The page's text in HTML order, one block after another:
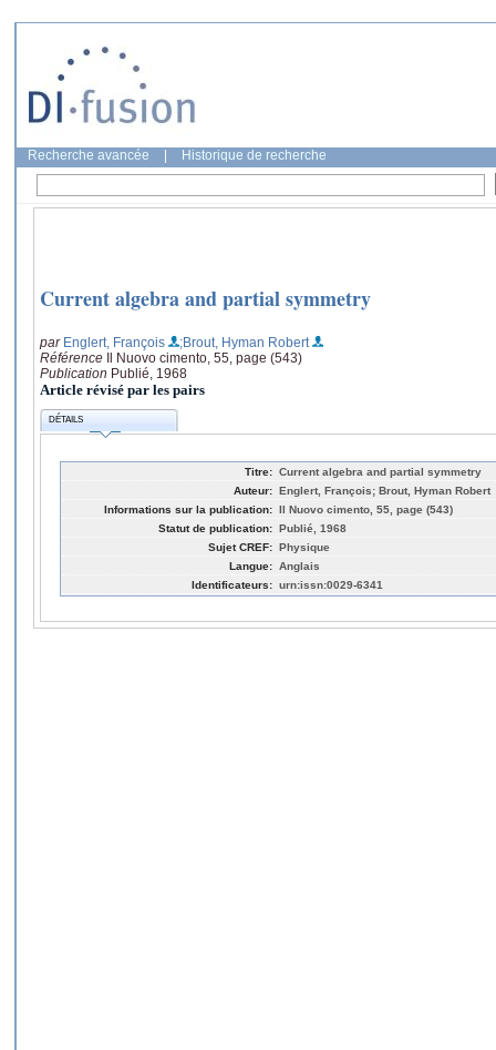
Recherche avancée Historique de recherche
Current algebra and partial symmetry
par Englert, François
;Brout, Hyman Robert
Référence Il Nuovo cimento, 55, page (543)
Publication Publié, 1968
Article révisé par les pairs
DÉTAILS
Titre: Current algebra and partial symmetry
Auteur: Englert, François; Brout, Hyman Robert
Informations sur la publication: Il Nuovo cimento, 55, page (543)
Statut de publication: Publié, 1968
Sujet CREF: Physique
Langue: Anglais
Identificateurs: urn:issn:0029-6341